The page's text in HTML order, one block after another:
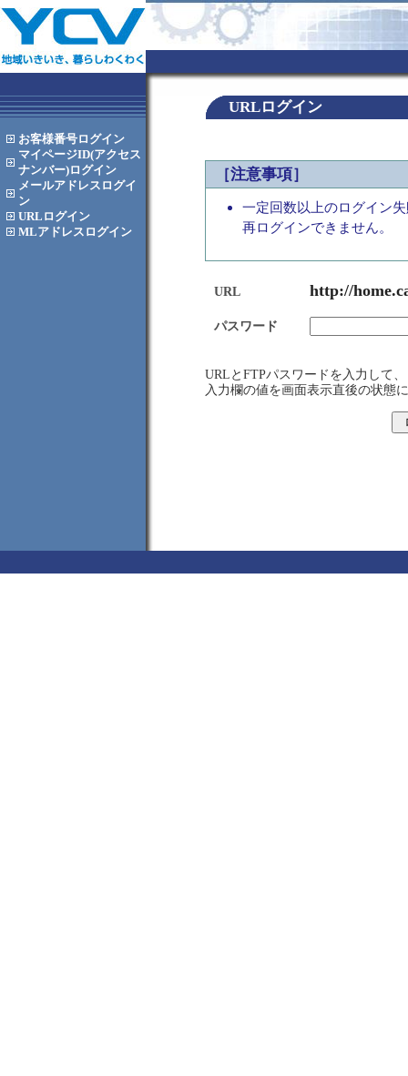
お客様番号ログイン
マイページID(アクセス
ナンバー)ログイン
メールアドレス ログイ
ン
URL ログイン
MLアドレス ログイン
URLログイン
［注意事項］
一定回数以上のログイン
再ログインできません。
URL http://
パスワード
URLとFTPパスワードを入力して
入力欄の値を画面表示直後の状態